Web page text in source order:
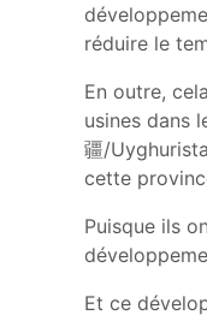
réduire le
En outre,
usines dans
疆/
cette
Puisque ils
Et ce